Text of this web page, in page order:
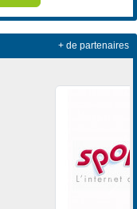
+ de partenaires